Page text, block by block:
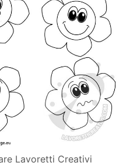
Lavoretti Creativi